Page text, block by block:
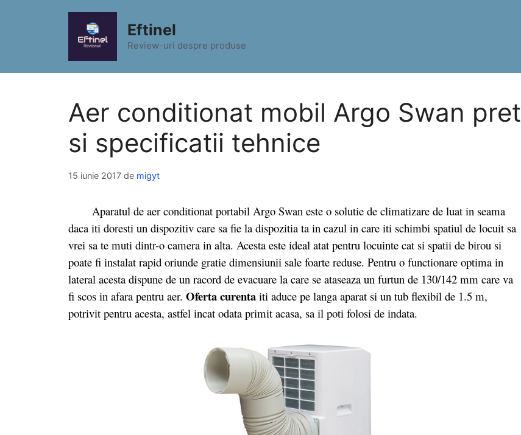
Eftinel
Review-uri despre produse
Aer conditionat mobil Argo Swan pret
si specificatii tehnice
15 iunie 2017 de migyt
Aparatul de aer conditionat portabil Argo Swan este o solutie de climatizare de luat in seama
daca iti doresti un dispozitiv care sa fie la dispozitia ta in cazul in care iti schimbi spatiul de locuit sa
vrei sa te muti dintr-o camera in alta. Acesta este ideal atat pentru locuinte cat si spatii de birou si
poate fi instalat rapid oriunde gratie dimensiunii sale foarte reduse. Pentru o functionare optima in
lateral acesta dispune de un racord de evacuare la care se ataseaza un furtun de 130/142 mm care va
fi scos in afara pentru aer. Oferta curenta iti aduce pe langa aparat si un tub flexibil de 1.5 m,
potrivit pentru acesta, astfel incat odata primit acasa, sa il poti folosi de indata.